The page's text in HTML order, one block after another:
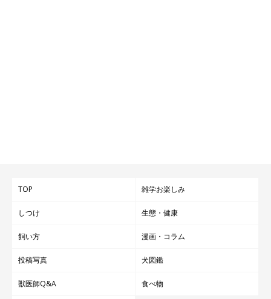
TOP 雑学お楽しみ
しつけ 生態・健康
飼い方 漫画・コラム
投稿写真 犬図鑑
獣医師Q&A 食べ物